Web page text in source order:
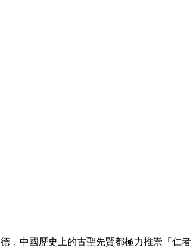
，中國歷史上的古聖先賢都極力推崇「仁者